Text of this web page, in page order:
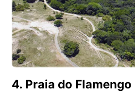
4. Praia do Flamengo